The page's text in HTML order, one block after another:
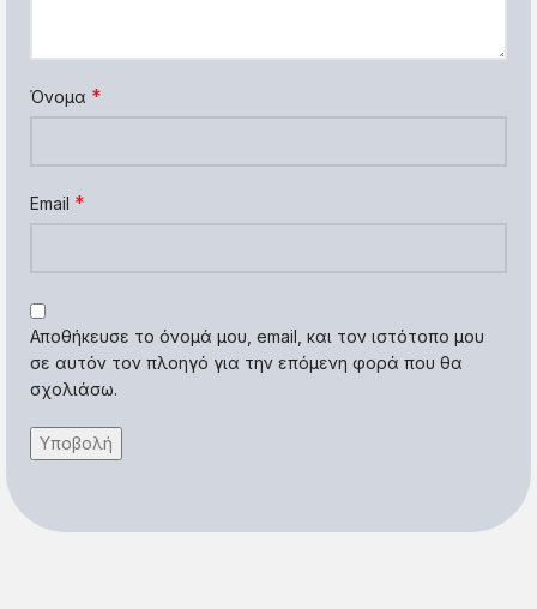
Όνομα *
Email *
Αποθήκευσε το όνομά μου, email, και τον ιστότοπο μου
σε αυτόν τον πλοηγό για την επόμενη φορά που θα
σχολιάσω.